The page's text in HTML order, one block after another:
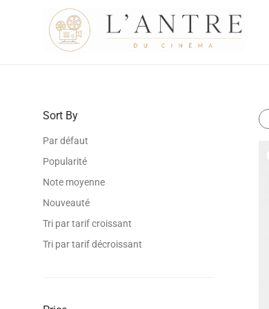
Sort By
Par défaut
Popularité
Note moyenne
Nouveauté
Tri par tarif croissant
Tri par tarif décroissant